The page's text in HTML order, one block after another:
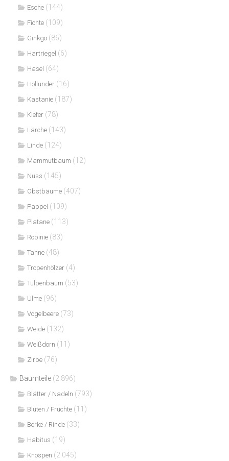
Esche (144)
Fichte (109)
Ginkgo (86)
Hartriegel (6)
Hasel (64)
Hollunder (16)
Kastanie (187)
Kiefer (78)
Lärche (143)
Linde (124)
Mammutbaum (12)
Nuss (145)
Obstbäume (407)
Pappel (109)
Platane (113)
Robinie (83)
Tanne (48)
Tropenhölzer (4)
Tulpenbaum (53)
Ulme (96)
Vogelbeere (73)
Weide (132)
Weißdorn (11)
Zirbe (76)
Baumteile (2.896)
Blätter / Nadeln (793)
Blüten / Früchte (11)
Borke / Rinde (33)
Habitus (19)
Knospen (2.045)